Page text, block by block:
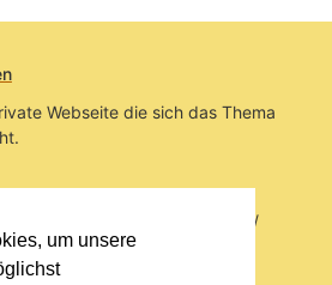
um unsere
Webseite die sich das Thema
https://www.bierkreiszeichen.at/
Brauereien